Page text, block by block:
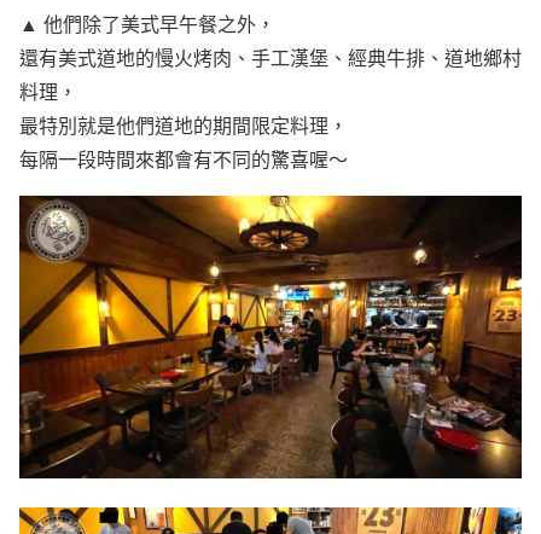
▲ 他們除了美式早午餐之外，
還有美式道地的慢火烤肉、手工漢堡、經典牛排、道地鄉村
料理，
最特別就是他們道地的期間限定料理，
每隔一段時間來都會有不同的驚喜喔～